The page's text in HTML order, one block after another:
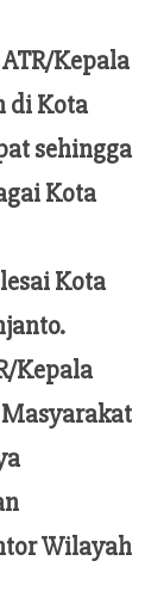
Kepala
di Kota
sehingga
Kota
Kota
Kepala
Wilayah